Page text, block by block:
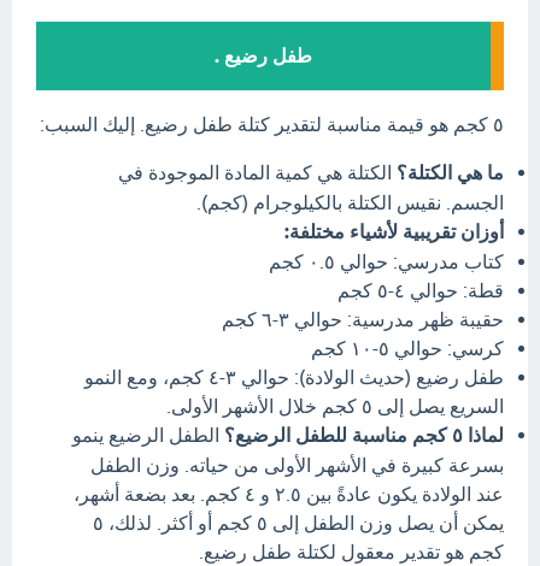
طفل رضيع .
٥ كجم هو قيمة مناسبة لتقدير كتلة طفل رضيع. إليك السبب:
ما هي الكتلة؟ الكتلة هي كمية المادة الموجودة في
الجسم. نقيس الكتلة بالكيلوجرام (كجم).
أوزان تقريبية لأشياء مختلفة:
كتاب مدرسي: حوالي ٠.٥ كجم
قطة: حوالي ٤-٥ كجم
حقيبة ظهر مدرسية: حوالي ٣-٦ كجم
كرسي: حوالي ٥-١٠ كجم
طفل رضيع (حديث الولادة): حوالي ٣-٤ كجم، ومع النمو
السريع يصل إلى ٥ كجم خلال الأشهر الأولى.
لماذا ٥ كجم مناسبة للطفل الرضيع؟
الطفل الرضيع ينمو
بسرعة كبيرة في الأشهر الأولى من حياته. وزن الطفل
عند الولادة يكون عادةً بين ٢.٥ و ٤ كجم. بعد بضعة أشهر،
يمكن أن يصل وزن الطفل إلى ٥ كجم أو أكثر. لذلك، ٥
كجم هو تقدير معقول لكتلة طفل رضيع.